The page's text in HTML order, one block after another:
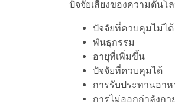
ปัจจัยเสี่ยงของความดันโ
ปัจจัยที่ควบคุมไม่ได้
พันธุกรรม
อายุที่เพิ่มขึ้น
ปัจจัยที่ควบคุมได้
การรับประทานอา
การไม่ออกกำลังกา